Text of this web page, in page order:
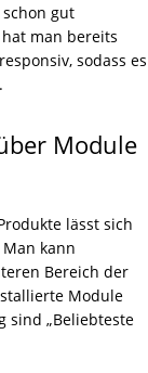
schon gut
man bereits
sodass es
Module
lässt sich
kann
Bereich der
Module
sind „Beliebteste